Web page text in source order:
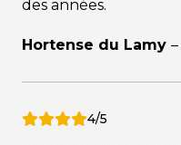
des années.
Hortense du Lamy –
4/5